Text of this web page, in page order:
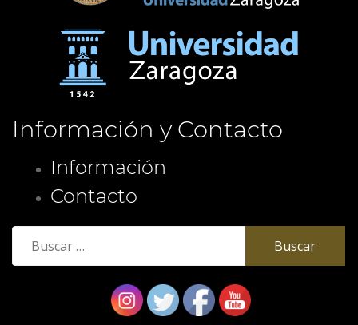
Información y Contacto
Información
Contacto
Buscar: